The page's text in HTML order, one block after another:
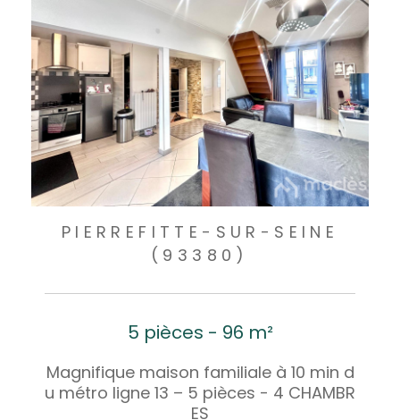
PIERREFITTE-SUR-SEINE
(93380)
5 pièces - 96 m²
Magnifique maison familiale à 10 min d
u métro ligne 13 – 5 pièces - 4 CHAMBR
ES